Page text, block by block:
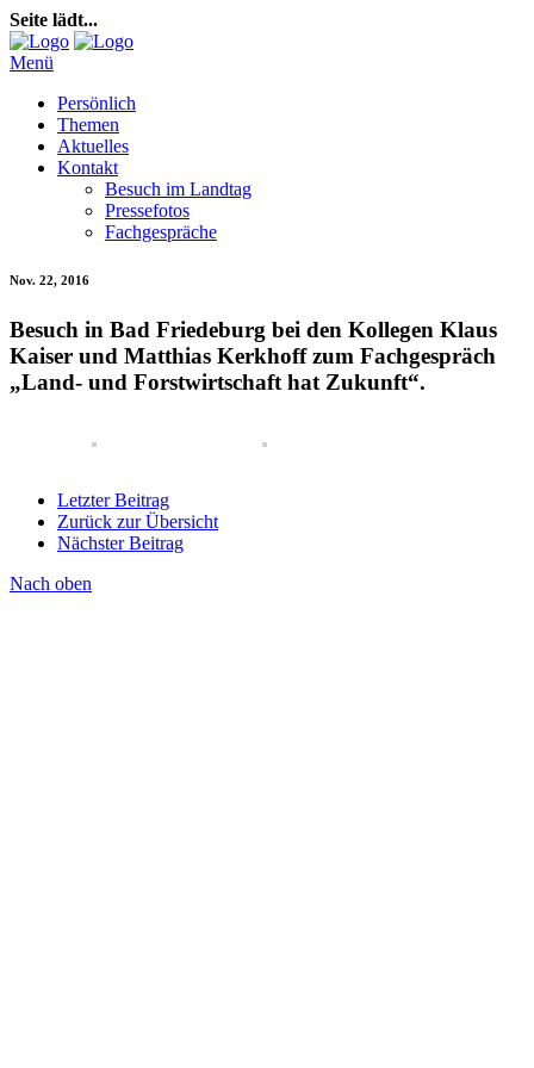
Seite lädt...
Menü
Persönlich
Themen
Aktuelles
Kontakt
Besuch im Landtag
Pressefotos
Fachgespräche
Nov. 22, 2016
Besuch in Bad Friedeburg bei den Kollegen Klaus
Kaiser und Matthias Kerkhoff zum Fachgespräch
„Land- und Forstwirtschaft hat Zukunft“.
Letzter Beitrag
Zurück zur Übersicht
Nächster Beitrag
Nach oben